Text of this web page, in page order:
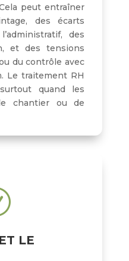
peut entraîner
des écarts
des
et des tensions
du contrôle avec
Le traitement RH
quand les
chantier ou de
LE